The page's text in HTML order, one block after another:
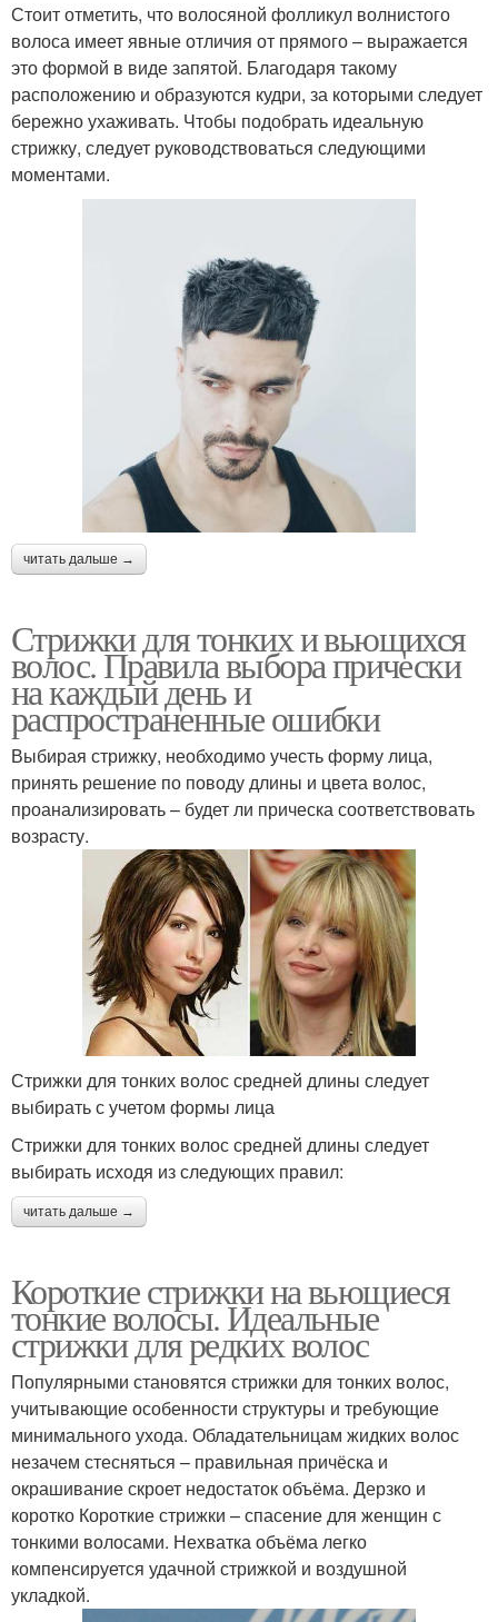
Стоит отметить, что волосяной фолликул волнистого
волоса имеет явные отличия от прямого – выражается
это формой в виде запятой. Благодаря такому
расположению и образуются кудри, за которыми следует
бережно ухаживать. Чтобы подобрать идеальную
стрижку, следует руководствоваться следующими
моментами.
читать дальше →
Стрижки для тонких и вьющихся
волос. Правила выбора прически
на каждый день и
распространенные ошибки
Выбирая стрижку, необходимо учесть форму лица,
принять решение по поводу длины и цвета волос,
проанализировать – будет ли прическа соответствовать
возрасту.
Стрижки для тонких волос средней длины следует
выбирать с учетом формы лица
Стрижки для тонких волос средней длины следует
выбирать исходя из следующих правил:
читать дальше →
Короткие стрижки на вьющиеся
тонкие волосы. Идеальные
стрижки для редких волос
Популярными становятся стрижки для тонких волос,
учитывающие особенности структуры и требующие
минимального ухода. Обладательницам жидких волос
незачем стесняться – правильная причёска и
окрашивание скроет недостаток объёма. Дерзко и
коротко Короткие стрижки – спасение для женщин с
тонкими волосами. Нехватка объёма легко
компенсируется удачной стрижкой и воздушной
укладкой.